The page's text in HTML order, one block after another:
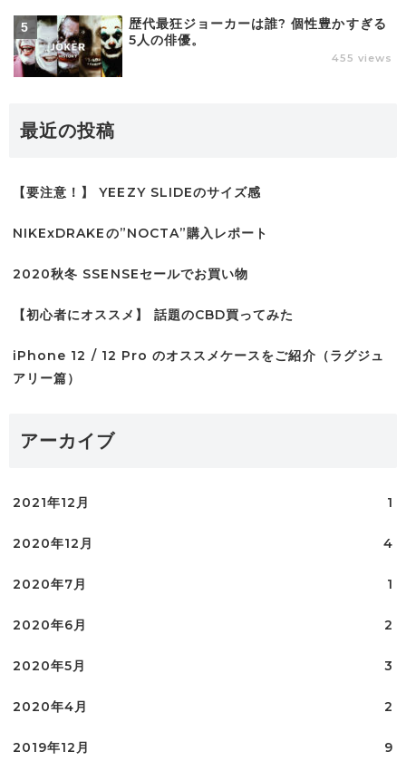
歴代最狂ジョーカーは誰? 個性豊かすぎる
5人の俳優。
455 views
最近の投稿
【要注意！】 YEEZY SLIDEのサイズ感
NIKExDRAKEの”NOCTA”購入レポート
2020秋冬 SSENSEセールでお買い物
【初心者にオススメ】 話題のCBD買ってみた
iPhone 12 / 12 Pro のオススメケースをご紹介（ラグジュ
アリー篇）
アーカイブ
2021年12月 1
2020年12月 4
2020年7月 1
2020年6月 2
2020年5月 3
2020年4月 2
2019年12月 9